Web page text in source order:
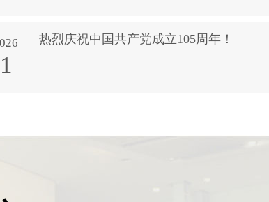
党成立105周年！
热烈庆祝中国共产党成立105周年！